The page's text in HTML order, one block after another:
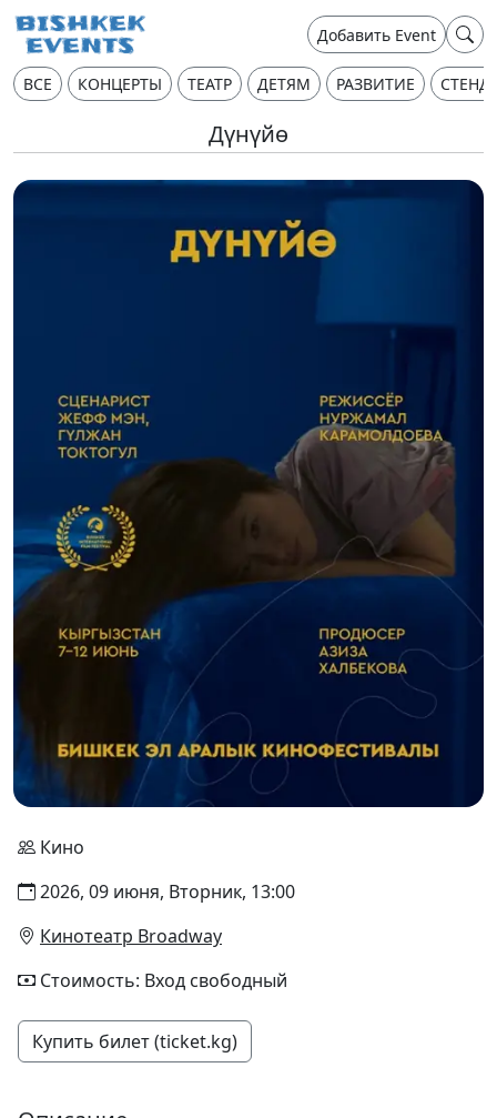
Добавить Event
ВСЕ КОНЦЕРТЫ ТЕАТР ДЕТЯМ РАЗВИТИЕ
Дүнүйө
Кино
2026, 09 июня, Вторник, 13:00
Кинотеатр Broadway
Стоимость: Вход свободный
Купить билет (ticket.kg)